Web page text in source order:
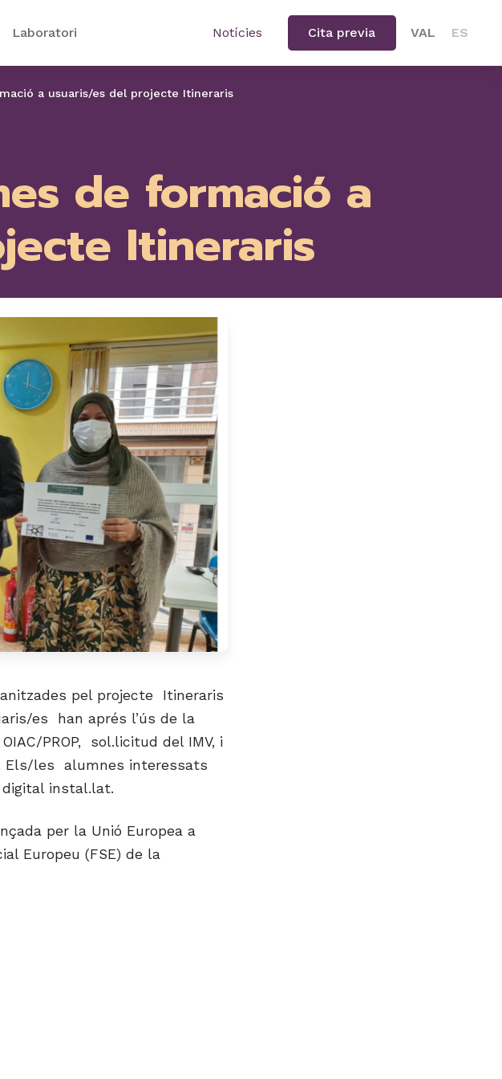
Laboratori Notícies Cita previa VAL ES
a usuaris/es del projecte Itineraris
de formació a
Itineraris
pel projecte Itineraris
es han aprés l’ús de la
PROP, sol.licitud del IMV, i
Els/les alumnes interessats
instal.lat.
per la Unió Europea a
Europeu (FSE) de la